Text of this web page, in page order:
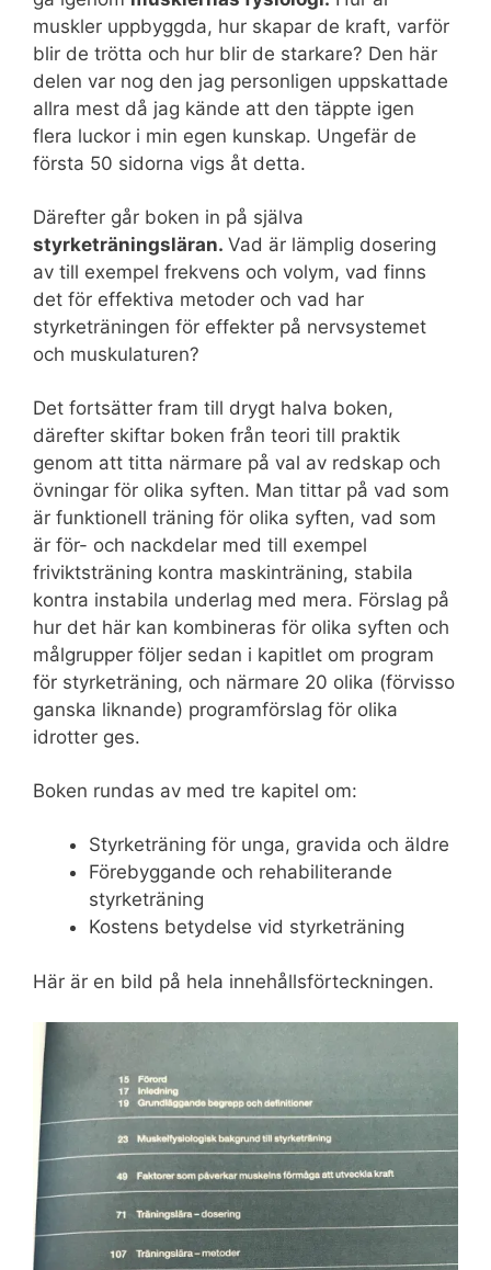
muskler uppbyggda, hur skapar de kraft, varför
blir de trötta och hur blir de starkare? Den här
delen var nog den jag personligen uppskattade
allra mest då jag kände att den täppte igen
flera luckor i min egen kunskap. Ungefär de
första 50 sidorna vigs åt detta.
Därefter går boken in på själva
styrketräningsläran. Vad är lämplig dosering
av till exempel frekvens och volym, vad finns
det för effektiva metoder och vad har
styrketräningen för effekter på nervsystemet
och muskulaturen?
Det fortsätter fram till drygt halva boken,
därefter skiftar boken från teori till praktik
genom att titta närmare på val av redskap och
övningar för olika syften. Man tittar på vad som
är funktionell träning för olika syften, vad som
är för- och nackdelar med till exempel
friviktsträning kontra maskinträning, stabila
kontra instabila underlag med mera. Förslag på
hur det här kan kombineras för olika syften och
målgrupper följer sedan i kapitlet om program
för styrketräning, och närmare 20 olika (förvisso
ganska liknande) programförslag för olika
idrotter ges.
Boken rundas av med tre kapitel om:
Styrketräning för unga, gravida och äldre
Förebyggande och rehabiliterande
styrketräning
Kostens betydelse vid styrketräning
Här är en bild på hela innehållsförteckningen.